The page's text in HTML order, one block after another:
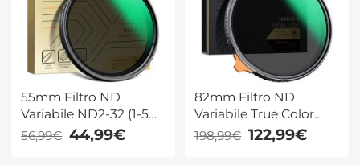
55mm Filtro ND
Variabile ND2-32 (1-5
stop) 24 Strati
Rivestimento,Nano-
56,99€ 44,99€
82mm Filtro ND
Variabile True Color
ND2-ND32 (1-5 Stop) -
Serie Nano-Xcel,
198,99€ 122,99€